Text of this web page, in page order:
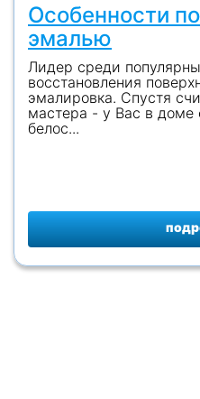
Особенности
эмалью
Лидер среди
восстановления
эмалировка. Спустя
мастера - у Вас в доме
белос...